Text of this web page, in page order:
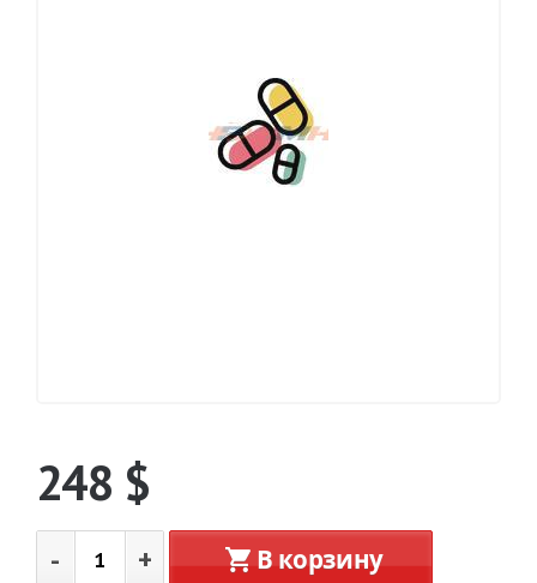
248 $
- + В корзину